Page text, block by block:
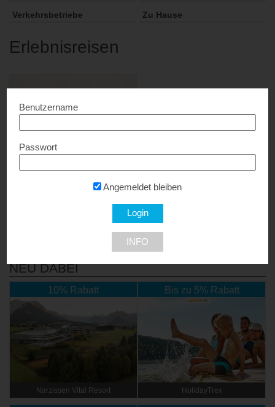
Verkehrsbetriebe Zu Hause
Erlebnisreisen
Reisebüro
NEU DABEI
10% Rabatt
Narzissen Vital Resort
Bis zu 5% Rabatt
HolidayTrex
Benutzername
Passwort
Angemeldet bleiben
INFO